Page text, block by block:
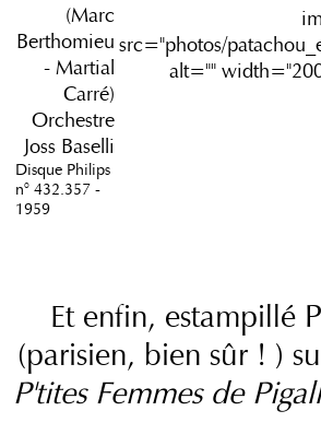
(Marc
Berthomieu
- Martial
Carré)
Orchestre
Joss Baselli
Disque Philips
n° 432.357 -
1959
src="photos/
alt=""
Et enfin, estampillé
(parisien, bien sûr ! )
P'tites Femmes de